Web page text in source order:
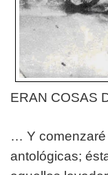
ERAN COSAS
… Y
antológicas;